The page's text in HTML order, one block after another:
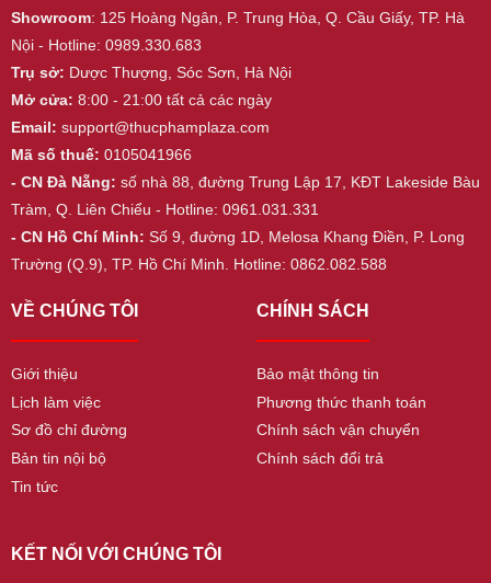
Showroom: 125 Hoàng Ngân, P. Trung Hòa, Q. Cầu Giấy, TP. Hà
Nội - Hotline: 0989.330.683
Trụ sở: Dược Thượng, Sóc Sơn, Hà Nội
Mở cửa: 8:00 - 21:00 tất cả các ngày
Email: support@thucphamplaza.com
Mã số thuế: 0105041966
- CN Đà Nẵng: số nhà 88, đường Trung Lập 17, KĐT Lakeside Bàu
Tràm, Q. Liên Chiểu - Hotline: 0961.031.331
- CN Hồ Chí Minh: Số 9, đường 1D, Melosa Khang Điền, P. Long
Trường (Q.9), TP. Hồ Chí Minh. Hotline: 0862.082.588
VỀ CHÚNG TÔI
Giới thiệu
Lịch làm việc
Sơ đồ chỉ đường
Bản tin nội bộ
Tin tức
CHÍNH SÁCH
Bảo mật thông tin
Phương thức thanh toán
Chính sách vận chuyển
Chính sách đổi trả
KẾT NỐI VỚI CHÚNG TÔI